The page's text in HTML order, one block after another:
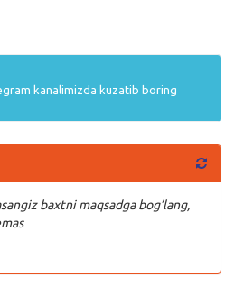
kanalimizda kuzatib boring
baxtni maqsadga bog’lang,